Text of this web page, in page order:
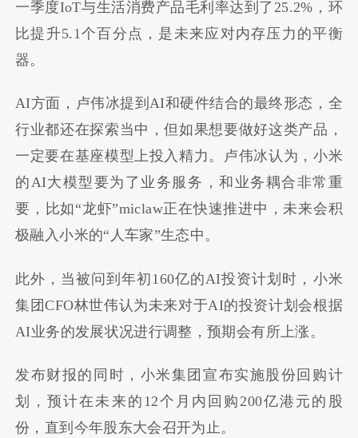
一季度IoT与生活消费产品毛利率达到了25.2%，环
比提升5.1个百分点，是未来应对内存压力的平衡
器。
AI方面，卢伟冰提到AI和硬件结合的最终形态，全
行业都还在探索当中，但如果想要做好这类产品，
一定要在基座模型上投入精力。卢伟冰认为，小米
的AI大模型要为了业务服务，和业务耦合非常重
要，比如“龙虾”miclaw正在快速推进中，未来会积
极融入小米的“人车家”生态中。
此外，当被问到年初160亿的AI投资计划时，小米
集团CFO林世伟认为未来对于AI的投资计划会根据
AI业务的发展状况进行调整，预期会有所上涨。
发布财报的同时，小米集团宣布实施股份回购计
划，预计在未来的12个月内回购200亿港元的股
份，直到今年股东大会召开为止。